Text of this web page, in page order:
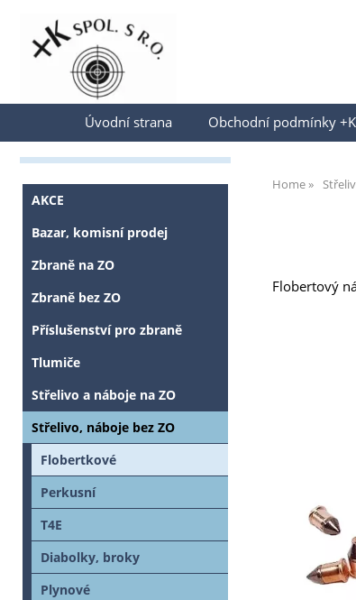
Přihlásit se
Úvodní strana Obchodní podmínky
Home
Flobertový
AKCE
Bazar, komisní prodej
Zbraně na ZO
Zbraně bez ZO
Příslušenství pro zbraně
Tlumiče
Střelivo a náboje na ZO
Střelivo, náboje bez ZO
Flobertkové
Perkusní
T4E
Diabolky, broky
Plynové